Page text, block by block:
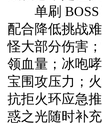
单刷 BOSS
配合降低挑战
怪大部分伤害
领血量；冰咆
宝围攻压力；
抗拒火环应急
惑之光随时补